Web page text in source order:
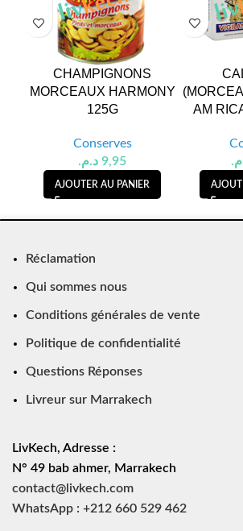
CHAMPIGNONS
MORCEAUX HARMONY
125G
Conserves
9,95 د.م.
AJOUTER AU PANIER
AM
Réclamation
Qui sommes nous
Conditions générales de vente
Politique de confidentialité
Questions Réponses
Livreur sur Marrakech
LivKech, Adresse :
N° 49 bab ahmer, Marrakech
contact@livkech.com
WhatsApp : +212 660 529 462